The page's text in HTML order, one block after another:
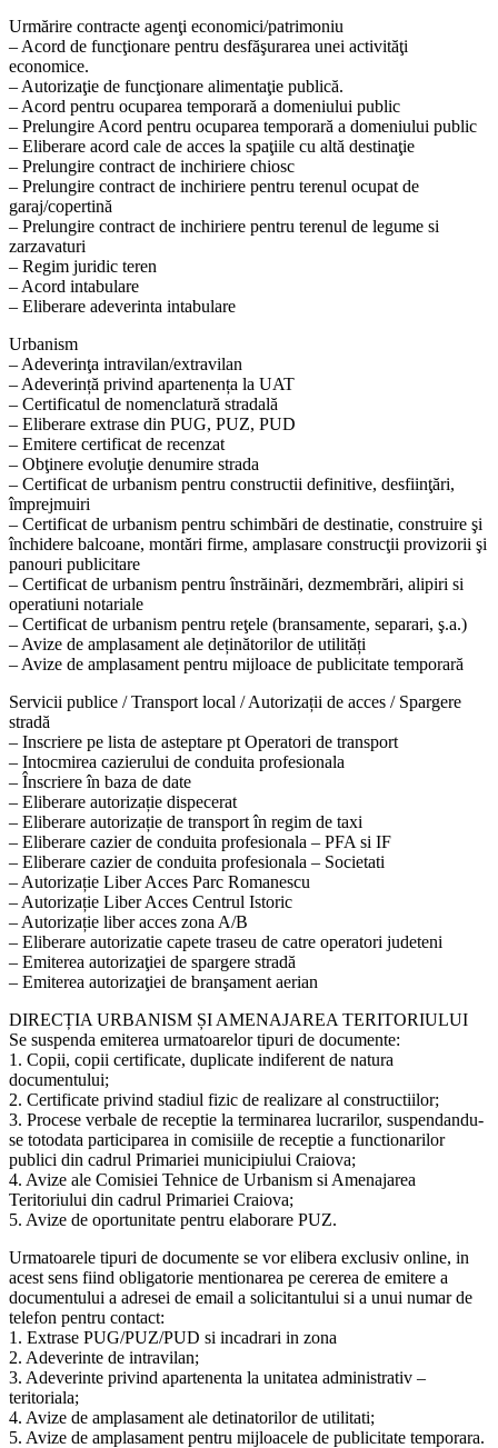
Urmărire contracte agenţi economici/patrimoniu
– Acord de funcţionare pentru desfăşurarea unei activităţi
economice.
– Autorizaţie de funcţionare alimentaţie publică.
– Acord pentru ocuparea temporară a domeniului public
– Prelungire Acord pentru ocuparea temporară a domeniului public
– Eliberare acord cale de acces la spaţiile cu altă destinaţie
– Prelungire contract de inchiriere chiosc
– Prelungire contract de inchiriere pentru terenul ocupat de
garaj/copertină
– Prelungire contract de inchiriere pentru terenul de legume si
zarzavaturi
– Regim juridic teren
– Acord intabulare
– Eliberare adeverinta intabulare
Urbanism
– Adeverinţa intravilan/extravilan
– Adeverință privind apartenența la UAT
– Certificatul de nomenclatură stradală
– Eliberare extrase din PUG, PUZ, PUD
– Emitere certificat de recenzat
– Obţinere evoluţie denumire strada
– Certificat de urbanism pentru constructii definitive, desfiinţări,
împrejmuiri
– Certificat de urbanism pentru schimbări de destinatie, construire şi
închidere balcoane, montări firme, amplasare construcţii provizorii şi
panouri publicitare
– Certificat de urbanism pentru înstrăinări, dezmembrări, alipiri si
operatiuni notariale
– Certificat de urbanism pentru reţele (bransamente, separari, ş.a.)
– Avize de amplasament ale deținătorilor de utilități
– Avize de amplasament pentru mijloace de publicitate temporară
Servicii publice / Transport local / Autorizații de acces / Spargere
stradă
– Inscriere pe lista de asteptare pt Operatori de transport
– Intocmirea cazierului de conduita profesionala
– Înscriere în baza de date
– Eliberare autorizație dispecerat
– Eliberare autorizație de transport în regim de taxi
– Eliberare cazier de conduita profesionala – PFA si IF
– Eliberare cazier de conduita profesionala – Societati
– Autorizație Liber Acces Parc Romanescu
– Autorizație Liber Acces Centrul Istoric
– Autorizație liber acces zona A/B
– Eliberare autorizatie capete traseu de catre operatori judeteni
– Emiterea autorizaţiei de spargere stradă
– Emiterea autorizaţiei de branşament aerian
DIRECȚIA URBANISM ȘI AMENAJAREA TERITORIULUI
Se suspenda emiterea urmatoarelor tipuri de documente:
1. Copii, copii certificate, duplicate indiferent de natura
documentului;
2. Certificate privind stadiul fizic de realizare al constructiilor;
3. Procese verbale de receptie la terminarea lucrarilor, suspendandu-
se totodata participarea in comisiile de receptie a functionarilor
publici din cadrul Primariei municipiului Craiova;
4. Avize ale Comisiei Tehnice de Urbanism si Amenajarea
Teritoriului din cadrul Primariei Craiova;
5. Avize de oportunitate pentru elaborare PUZ.
Urmatoarele tipuri de documente se vor elibera exclusiv online, in
acest sens fiind obligatorie mentionarea pe cererea de emitere a
documentului a adresei de email a solicitantului si a unui numar de
telefon pentru contact:
1. Extrase PUG/PUZ/PUD si incadrari in zona
2. Adeverinte de intravilan;
3. Adeverinte privind apartenenta la unitatea administrativ –
teritoriala;
4. Avize de amplasament ale detinatorilor de utilitati;
5. Avize de amplasament pentru mijloacele de publicitate temporara.